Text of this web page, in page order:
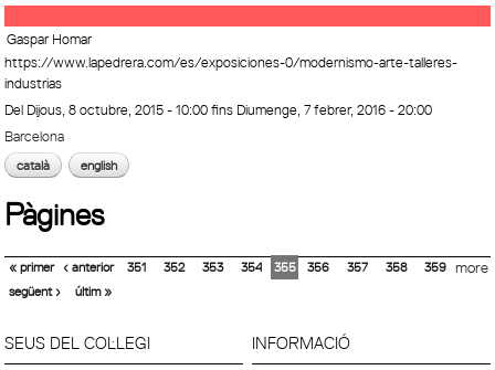
Gaspar Homar
https://www.lapedrera.com/es/exposiciones-0/modernismo-arte-talleres-
industrias
Del Dijous, 8 octubre, 2015 - 10:00fins Diumenge, 7 febrer, 2016 - 20:00
Barcelona
català english
Pàgines
« primer ‹ anterior 351 352 353 354 355 356 357 358
359
següent ›
últim »
more
SEUS DEL COL·LEGI INFORMACIÓ